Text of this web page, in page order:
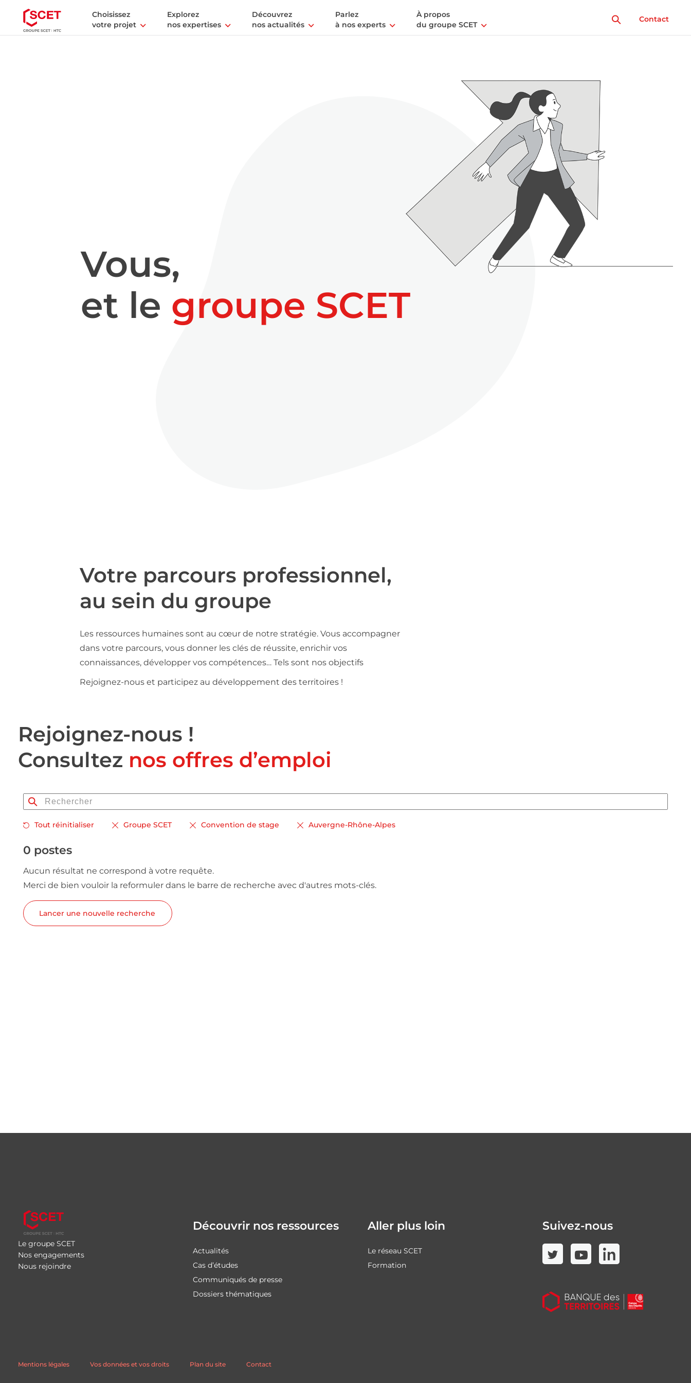
Choisissez
votre projet
Explorez
nos expertises
Découvrez
nos actualités
Parlez
à nos experts
À propos
du groupe SCET
Contact
Vous,
et le groupe SCET
Votre parcours professionnel,
au sein du groupe
Les ressources humaines sont au cœur de notre stratégie. Vous accompagner
dans votre parcours, vous donner les clés de réussite, enrichir vos
connaissances, développer vos compétences… Tels sont nos objectifs
Rejoignez-nous et participez au développement des territoires !
Rejoignez-nous !
Consultez nos offres d’emploi
Tout réinitialiser Groupe SCET Convention de stage Auvergne-Rhône-Alpes
0 postes
Aucun résultat ne correspond à votre requête.
Merci de bien vouloir la reformuler dans le barre de recherche avec d'autres mots-clés.
Lancer une nouvelle recherche
Le groupe SCET
Nos engagements
Nous rejoindre
Découvrir nos ressources
Actualités
Cas d’études
Communiqués de presse
Dossiers thématiques
Aller plus loin
Le réseau SCET
Formation
Suivez-nous
Mentions légales Vos données et vos droits Plan du site Contact